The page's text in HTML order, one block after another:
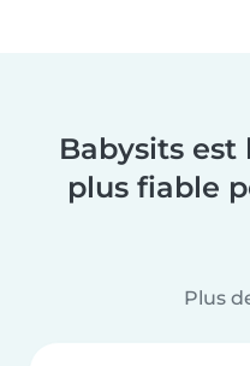
Babysits
plus fiable
Plus